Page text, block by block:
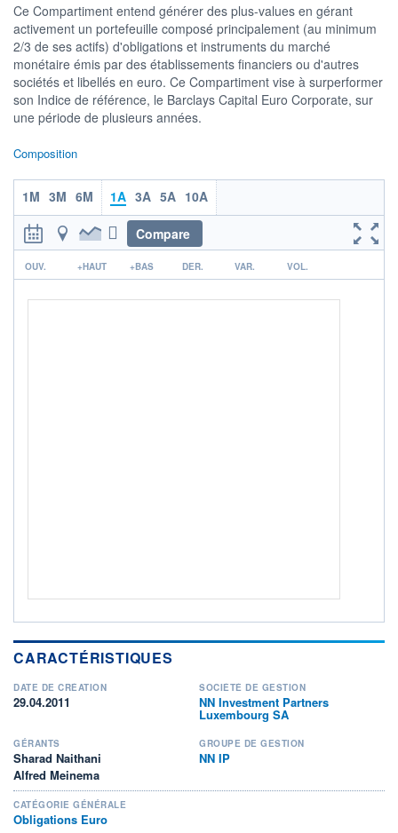
02/12 07/04
158
160
162
Obligations EUR Emprunts
FONDS PARTENAIRES
TARIFS PRIVILÉGIÉS 0%
ÉLIGIBILITÉ
PEA PEA-PME BOURSOVIE LUX
BOURSOVIE
CTO BUSINESS
Non éligible Boursobank
Ce Compartiment entend générer des plus-values en gérant
activement un portefeuille composé principalement (au minimum
2/3 de ses actifs) d'obligations et instruments du marché
monétaire émis par des établissements financiers ou d'autres
sociétés et libellés en euro. Ce Compartiment vise à surperformer
son Indice de référence, le Barclays Capital Euro Corporate, sur
une période de plusieurs années.
Composition
1M 3M 6M 1A 3A 5A 10A
Compare
r
OUV. +HAUT +BAS DER. VAR. VOL.
CARACTÉRISTIQUES
DATE DE CRÉATION
29.04.2011
SOCIÉTÉ DE GESTION
NN Investment Partners
Luxembourg SA
GÉRANTS
Sharad Naithani
Alfred Meinema
GROUPE DE GESTION
NN IP
CATÉGORIE GÉNÉRALE
Obligations Euro